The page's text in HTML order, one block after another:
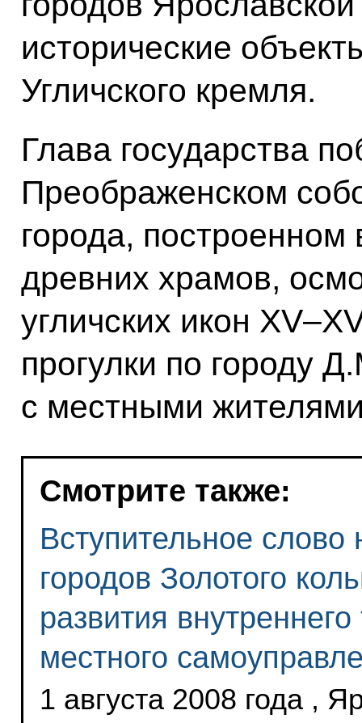
исторические
Угличского кремля.
Глава государства
Преображенском
города, построенном
древних храмов,
угличских икон
прогулки по городу
с местными
Смотрите также:
Вступительное
городов Золотого
развития
местного
1 августа 2008 года ,